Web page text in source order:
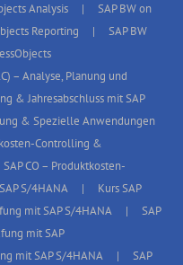
Analysis
SAP BW on
Reporting
SAP BW
– Analyse, Planung und
& Jahresabschluss mit SAP
& Spezielle Anwendungen
Controlling &
SAP CO – Produktkosten-
S/4HANA
Kurs SAP
mit SAP S/4HANA
SAP
mit SAP
mit SAP S/4HANA
SAP